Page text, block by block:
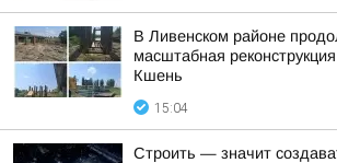
В Ливенском районе
масштабная
Кшень
15:04
Строить — значит